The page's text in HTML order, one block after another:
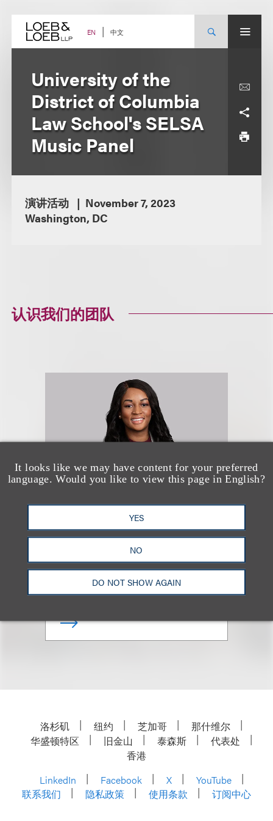
content EN 中文
It looks like we may have content for your preferred
language. Would you like to view this page in English?
YES
NO
DO NOT SHOW AGAIN
University of the
District of Columbia
Law School's SELSA
Music Panel
演讲活动
November 7, 2023
Washington, DC
认识我们的团队
Danielle Hardy
Associate
+1.212.407.4091
Email
洛杉矶 纽约 芝加哥
那什维尔
华盛顿特区
旧金山 泰森斯
代表处
香港
LinkedIn
Facebook X
YouTube
联系我们
隐私政策 使用条款 订阅中心